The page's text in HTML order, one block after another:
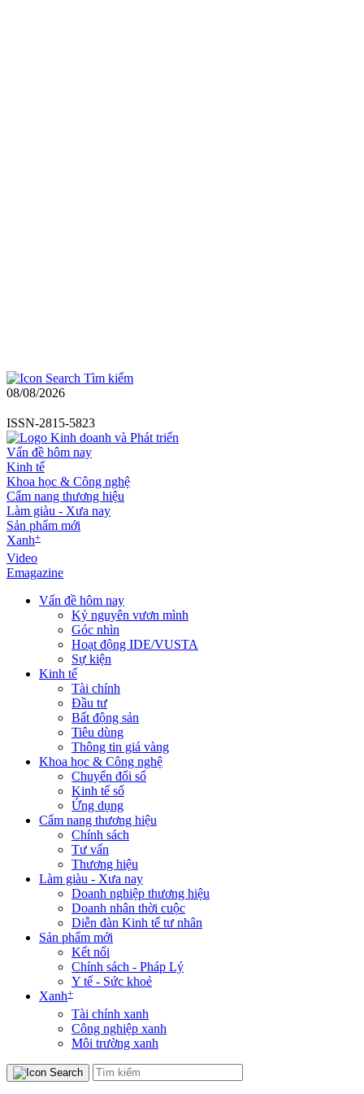
Tìm kiếm
08/08/2026
ISSN-2815-5823
Vấn đề hôm nay
Kinh tế
Khoa học & Công nghệ
Cẩm nang thương hiệu
Làm giàu - Xưa nay
Sản phẩm mới
Xanh+
Video
Emagazine
Vấn đề hôm nay
Kỷ nguyên vươn mình
Góc nhìn
Hoạt động IDE/VUSTA
Sự kiện
Kinh tế
Tài chính
Đầu tư
Bất động sản
Tiêu dùng
Thông tin giá vàng
Khoa học & Công nghệ
Chuyển đổi số
Kinh tế số
Ứng dụng
Cẩm nang thương hiệu
Chính sách
Tư vấn
Thương hiệu
Làm giàu - Xưa nay
Doanh nghiệp thương hiệu
Doanh nhân thời cuộc
Diễn đàn Kinh tế tư nhân
Sản phẩm mới
Kết nối
Chính sách - Pháp Lý
Y tế - Sức khoẻ
Xanh+
Tài chính xanh
Công nghiệp xanh
Môi trường xanh